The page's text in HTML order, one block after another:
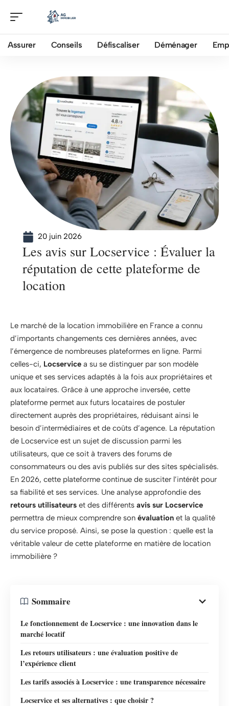
Assurer Conseils Défiscaliser Déménager
20 juin 2026
Les avis sur Locservice : Évaluer la
réputation de cette plateforme de
location
Le marché de la location immobilière en France a connu
d’importants changements ces dernières années, avec
l’émergence de nombreuses plateformes en ligne. Parmi
celles-ci, Locservice a su se distinguer par son modèle
unique et ses services adaptés à la fois aux propriétaires et
aux locataires. Grâce à une approche inversée, cette
plateforme permet aux futurs locataires de postuler
directement auprès des propriétaires, réduisant ainsi le
besoin d’intermédiaires et de coûts d’agence. La réputation
de Locservice est un sujet de discussion parmi les
utilisateurs, que ce soit à travers des forums de
consommateurs ou des avis publiés sur des sites spécialisés.
En 2026, cette plateforme continue de susciter l’intérêt pour
sa fiabilité et ses services. Une analyse approfondie des
retours utilisateurs et des différents avis sur Locservice
permettra de mieux comprendre son évaluation et la qualité
du service proposé. Ainsi, se pose la question : quelle est la
véritable valeur de cette plateforme en matière de location
immobilière ?
Sommaire
Le fonctionnement de Locservice : une innovation dans le
marché locatif
Les retours utilisateurs : une évaluation positive de
l’expérience client
Les tarifs associés à Locservice : une transparence nécessaire
Locservice et ses alternatives : que choisir ?